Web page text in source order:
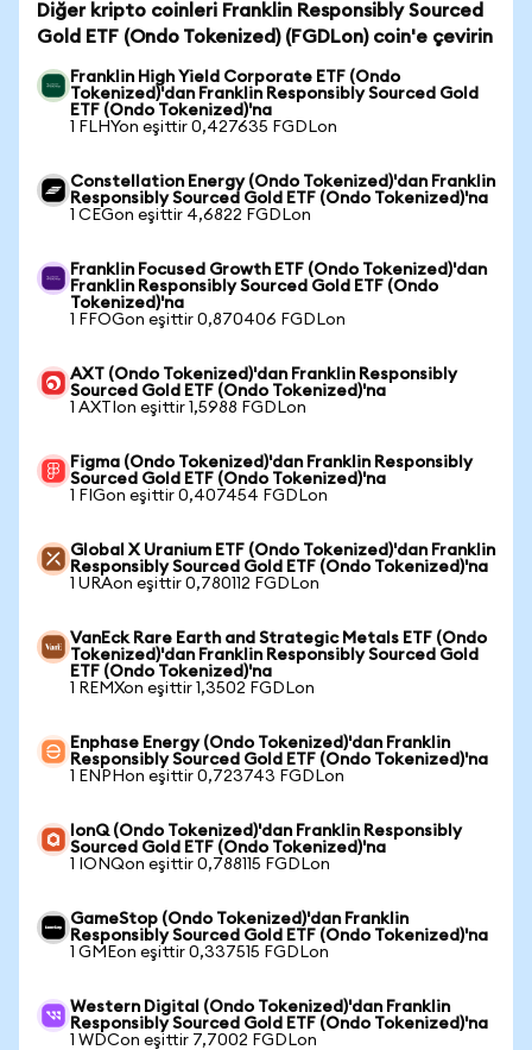
Diğer kripto coinleri Franklin Responsibly Sourced
Gold ETF (Ondo Tokenized) (FGDLon) coin'e çevirin
Franklin High Yield Corporate ETF (Ondo
Tokenized)'dan Franklin Responsibly Sourced Gold
ETF (Ondo Tokenized)'na
1 FLHYon eşittir 0,427635 FGDLon
Constellation Energy (Ondo Tokenized)'dan Franklin
Responsibly Sourced Gold ETF (Ondo Tokenized)'na
1 CEGon eşittir 4,6822 FGDLon
Franklin Focused Growth ETF (Ondo Tokenized)'dan
Franklin Responsibly Sourced Gold ETF (Ondo
Tokenized)'na
1 FFOGon eşittir 0,870406 FGDLon
AXT (Ondo Tokenized)'dan Franklin Responsibly
Sourced Gold ETF (Ondo Tokenized)'na
1 AXTIon eşittir 1,5988 FGDLon
Figma (Ondo Tokenized)'dan Franklin Responsibly
Sourced Gold ETF (Ondo Tokenized)'na
1 FIGon eşittir 0,407454 FGDLon
Global X Uranium ETF (Ondo Tokenized)'dan Franklin
Responsibly Sourced Gold ETF (Ondo Tokenized)'na
1 URAon eşittir 0,780112 FGDLon
VanEck Rare Earth and Strategic Metals ETF (Ondo
Tokenized)'dan Franklin Responsibly Sourced Gold
ETF (Ondo Tokenized)'na
1 REMXon eşittir 1,3502 FGDLon
Enphase Energy (Ondo Tokenized)'dan Franklin
Responsibly Sourced Gold ETF (Ondo Tokenized)'na
1 ENPHon eşittir 0,723743 FGDLon
IonQ (Ondo Tokenized)'dan Franklin Responsibly
Sourced Gold ETF (Ondo Tokenized)'na
1 IONQon eşittir 0,788115 FGDLon
GameStop (Ondo Tokenized)'dan Franklin
Responsibly Sourced Gold ETF (Ondo Tokenized)'na
1 GMEon eşittir 0,337515 FGDLon
Western Digital (Ondo Tokenized)'dan Franklin
Responsibly Sourced Gold ETF (Ondo Tokenized)'na
1 WDCon eşittir 7,7002 FGDLon